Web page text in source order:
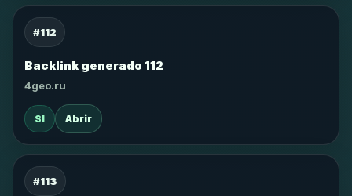
#112
Backlink generado 112
4geo.ru
SI Abrir
#113